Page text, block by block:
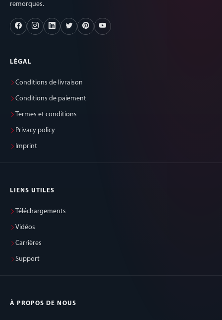
remorques.
LÉGAL
Conditions de livraison
Conditions de paiement
Termes et conditions
Privacy policy
Imprint
LIENS UTILES
Téléchargements
Vidéos
Carrières
Support
À PROPOS DE NOUS